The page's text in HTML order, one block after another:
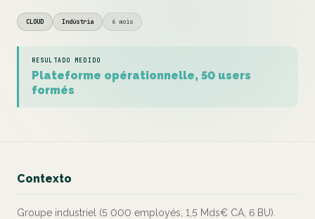
CLOUD Indústria 6 mois
RESULTADO MEDIDO
Plateforme opérationnelle, 50 users
formés
Contexto
Groupe industriel (5 000 employés, 1,5 Mds€ CA, 6 BU).